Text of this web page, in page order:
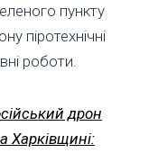
пункту
піротехнічні
роботи.
дрон
Харківщині: